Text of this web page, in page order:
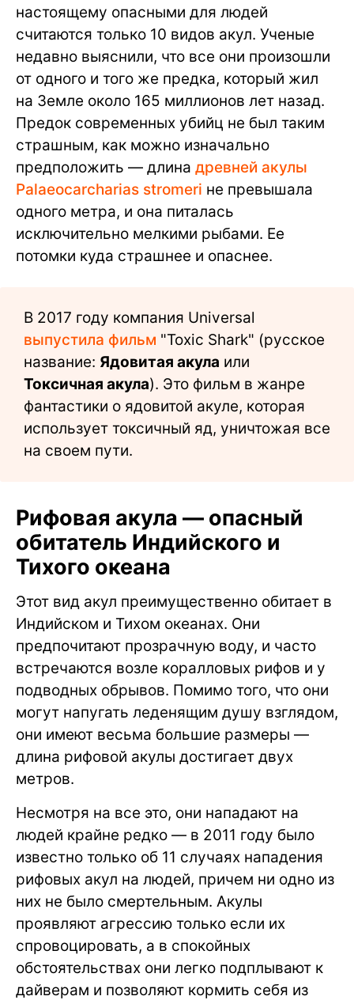
настоящему опасными для людей
считаются только 10 видов акул. Ученые
недавно выяснили, что все они произошли
от одного и того же предка, который жил
на Земле около 165 миллионов лет назад.
Предок современных убийц не был таким
страшным, как можно изначально
предположить — длина древней акулы
Palaeocarcharias stromeri не превышала
одного метра, и она питалась
исключительно мелкими рыбами. Ее
потомки куда страшнее и опаснее.
В 2017 году компания Universal
выпустила фильм "Toxic Shark" (русское
название: Ядовитая акула или
Токсичная акула). Это фильм в жанре
фантастики о ядовитой акуле, которая
использует токсичный яд, уничтожая все
на своем пути.
Рифовая акула — опасный
обитатель Индийского и
Тихого океана
Этот вид акул преимущественно обитает в
Индийском и Тихом океанах. Они
предпочитают прозрачную воду, и часто
встречаются возле коралловых рифов и у
подводных обрывов. Помимо того, что они
могут напугать леденящим душу взглядом,
они имеют весьма большие размеры —
длина рифовой акулы достигает двух
метров.
Несмотря на все это, они нападают на
людей крайне редко — в 2011 году было
известно только об 11 случаях нападения
рифовых акул на людей, причем ни одно из
них не было смертельным. Акулы
проявляют агрессию только если их
спровоцировать, а в спокойных
обстоятельствах они легко подплывают к
дайверам и позволяют кормить себя из